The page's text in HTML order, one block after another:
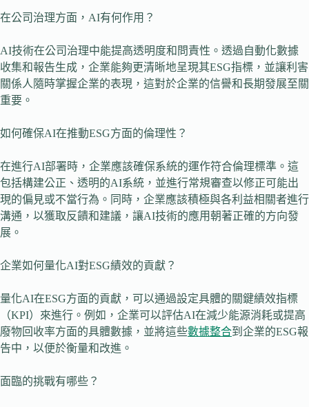
在公司治理方面，AI有何作用？
AI技術在公司治理中能提高透明度和問責性。透過自動化數據
收集和報告生成，企業能夠更清晰地呈現其ESG指標，並讓利害
關係人隨時掌握企業的表現，這對於企業的信譽和長期發展至關
重要。
如何確保AI在推動ESG方面的倫理性？
在進行AI部署時，企業應該確保系統的運作符合倫理標準。這
包括構建公正、透明的AI系統，並進行常規審查以修正可能出
現的偏見或不當行為。同時，企業應該積極與各利益相關者進行
溝通，以獲取反饋和建議，讓AI技術的應用朝著正確的方向發
展。
企業如何量化AI對ESG績效的貢獻？
量化AI在ESG方面的貢獻，可以通過設定具體的關鍵績效指標
（KPI）來進行。例如，企業可以評估AI在減少能源消耗或提高
廢物回收率方面的具體數據，並將這些數據整合到企業的ESG報
告中，以便於衡量和改進。
面臨的挑戰有哪些？